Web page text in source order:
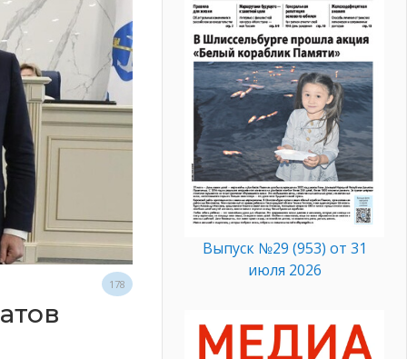
178
Выпуск №29 (953) от 31
июля 2026